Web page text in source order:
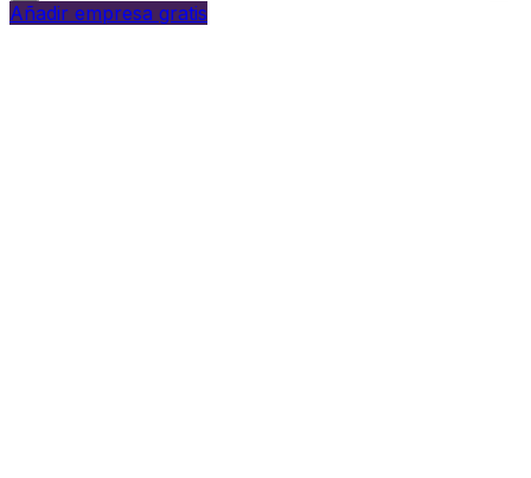
Añadir empresa gratis